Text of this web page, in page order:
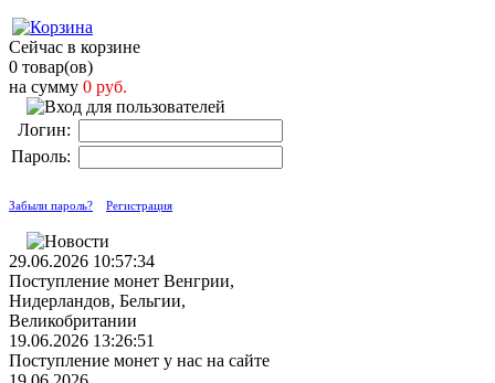
Сейчас в корзине
0 товар(ов)
на сумму 0 руб.
Логин:
Пароль:
Забыли пароль? Регистрация
29.06.2026 10:57:34
Поступление монет Венгрии,
Нидерландов, Бельгии,
Великобритании
19.06.2026 13:26:51
Поступление монет у нас на сайте